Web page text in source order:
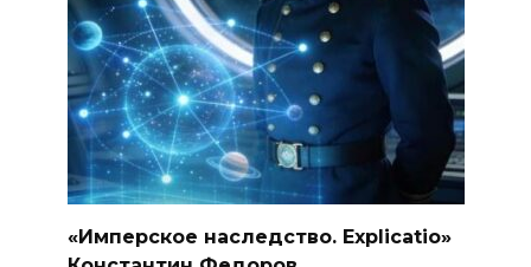
«Имперское наследство. Explicatio»